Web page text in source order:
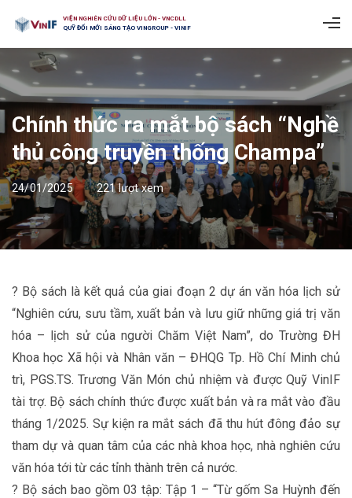
VIỆN NGHIÊN CỨU DỮ LIỆU LỚN - VNCDLL
QUỸ ĐỔI MỚI SÁNG TẠO VINGROUP - VINIF
Chính thức ra mắt bộ sách “Nghề
thủ công truyền thống Champa”
24/01/2025 221 lượt xem
? Bộ sách là kết quả của giai đoạn 2 dự án văn hóa lịch sử
“Nghiên cứu, sưu tầm, xuất bản và lưu giữ những giá trị văn
hóa – lịch sử của người Chăm Việt Nam”, do Trường ĐH
Khoa học Xã hội và Nhân văn – ĐHQG Tp. Hồ Chí Minh chủ
trì, PGS.TS. Trương Văn Món chủ nhiệm và được Quỹ VinIF
tài trợ. Bộ sách chính thức được xuất bản và ra mắt vào đầu
tháng 1/2025. Sự kiện ra mắt sách đã thu hút đông đảo sự
tham dự và quan tâm của các nhà khoa học, nhà nghiên cứu
văn hóa tới từ các tỉnh thành trên cả nước.
? Bộ sách bao gồm 03 tập: Tập 1 – “Từ gốm Sa Huỳnh đến